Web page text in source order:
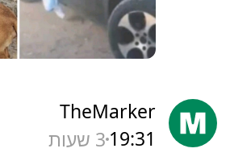
TheMarker
19:31 3 שעות